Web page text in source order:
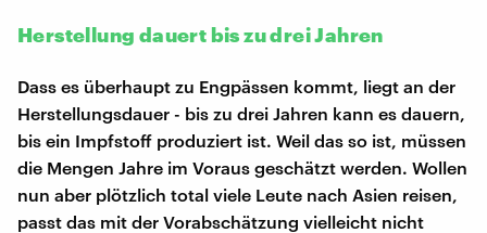
Herstellung dauert bis zu drei Jahren
Dass es überhaupt zu Engpässen kommt, liegt an der
Herstellungsdauer - bis zu drei Jahren kann es dauern,
bis ein Impfstoff produziert ist. Weil das so ist, müssen
die Mengen Jahre im Voraus geschätzt werden. Wollen
nun aber plötzlich total viele Leute nach Asien reisen,
passt das mit der Vorabschätzung vielleicht nicht